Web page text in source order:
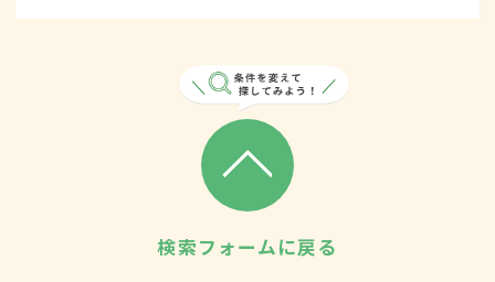
検索フォームに戻る